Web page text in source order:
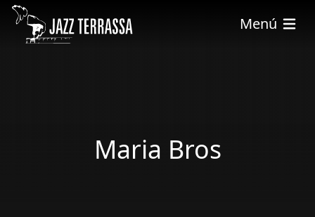
Vés al contingut
Menú
Maria Bros